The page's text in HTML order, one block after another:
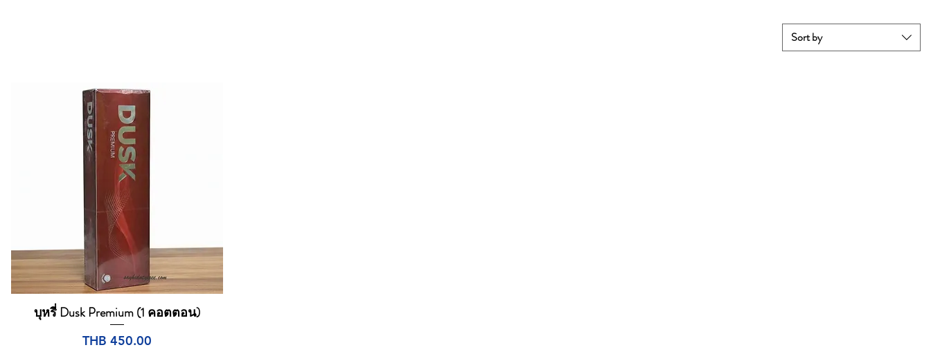
Sort by
Quick View
บุหรี่ Dusk Premium (1 คอตตอน)
Price
THB 450.00